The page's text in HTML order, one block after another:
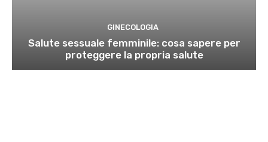
GINECOLOGIA
Salute sessuale femminile: cosa sapere per
proteggere la propria salute